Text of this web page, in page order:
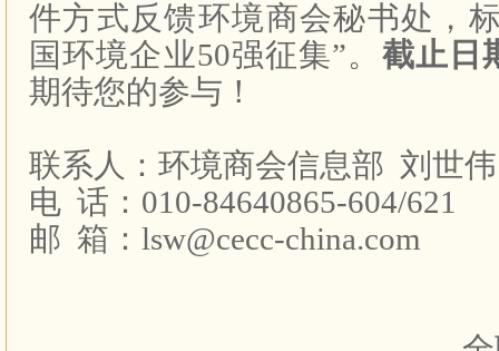
件方式反馈环境商会秘书处，
国环境企业50强征集”。 截止日
期待您的参与！
联系人：环境商会信息部 刘世伟
电 话： 010-84640865-604/621
邮 箱： lsw@cecc-china.com